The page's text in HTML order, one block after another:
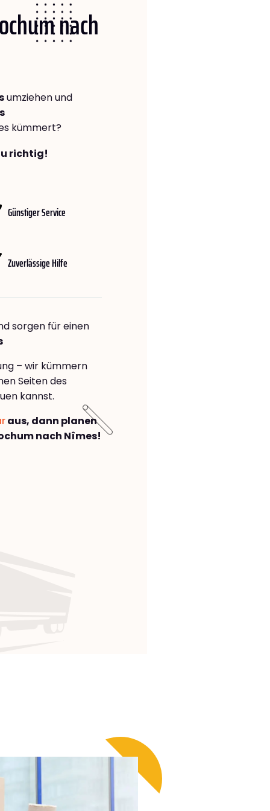
nach
umziehen und
kümmert?
richtig!
Günstiger Service
Zuverlässige Hilfe
sorgen für einen
– wir kümmern
Seiten des
kannst.
aus, dann planen
nach Nîmes!